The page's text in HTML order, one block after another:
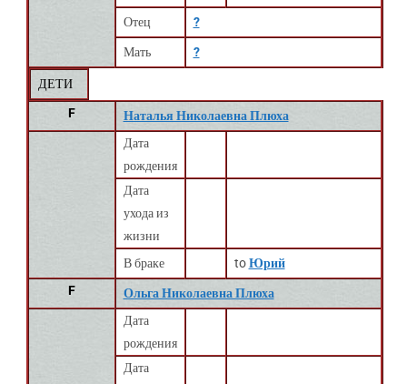
Отец ?
Мать ?
ДЕТИ
F
Наталья Николаевна Плюха
Дата
рождения
Дата
ухода из
жизни
В браке
toЮрий
F
Ольга Николаевна Плюха
Дата
рождения
Дата